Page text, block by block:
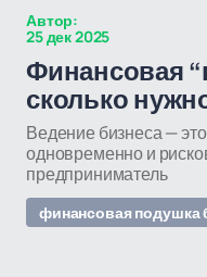
Автор:
25 дек 2025
Финансовая
сколько
Ведение бизнеса —
одновременно и
предприниматель
финансовая подушка